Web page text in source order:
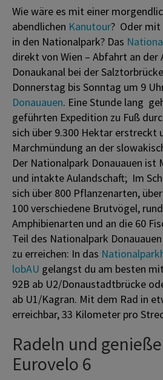
Wie wäre es mit einer
abendlichen Kanutour? Oder
in den Nationalpark? Das
direkt von Wien – Abfahrt an der
Donaukanal bei der
Donnerstag bis Sonntag um 9
Donauauen. Eine Stunde lang
geführten Expedition zu Fuß
sich über 9.300 Hektar erstreckt
Marchmündung an der
Der Nationalpark Donauauen
und intakte Aulandschaft; Im
sich über 800 Pflanzenarten,
100 verschiedene Brutvögel,
Amphibienarten und an die 60
Teil des Nationalpark
zu erreichen: In das
lobAU gelangst du am besten
92B ab U2/Donaustadtbrücke
ab U1/Kagran. Mit dem Rad in
erreichbar, 33 Kilometer pro
Radeln und
Eurovelo 6